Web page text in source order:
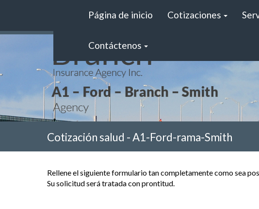
Página de inicio Cotizaciones
Contáctenos
Cotización salud - A1-Ford-rama-Smith
Rellene el siguiente formulario tan completamente como sea
Su solicitud será tratada con prontitud.